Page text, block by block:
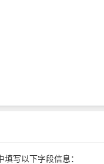
写以下字段信息：